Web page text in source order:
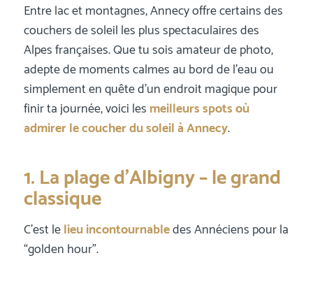
Entre lac et montagnes, Annecy offre certains des
couchers de soleil les plus spectaculaires des
Alpes françaises. Que tu sois amateur de photo,
adepte de moments calmes au bord de l’eau ou
simplement en quête d’un endroit magique pour
finir ta journée, voici les meilleurs spots où
admirer le coucher du soleil à Annecy.
1. La plage d’Albigny – le grand
classique
C’est lelieu incontournabledes Annéciens pour la
“golden hour”.